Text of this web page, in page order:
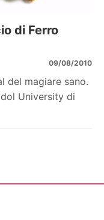
di Ferro
09/08/2010
del magiare sano.
University di